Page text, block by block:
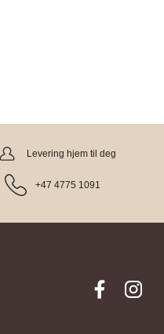
Levering hjem til deg
+47 4775 1091